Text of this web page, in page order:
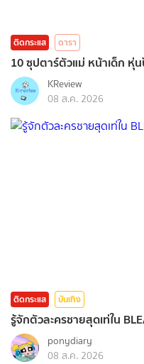
ติดกระแส ดารา
10 ซุปตาร์ตัวแม่ หน้าเด็ก หุ่
KReview
08 ส.ค. 2026
ติดกระแส บันเทิง
รู้จักตัวละครชายสุดเท่ใน
ponydiary
08 ส.ค. 2026